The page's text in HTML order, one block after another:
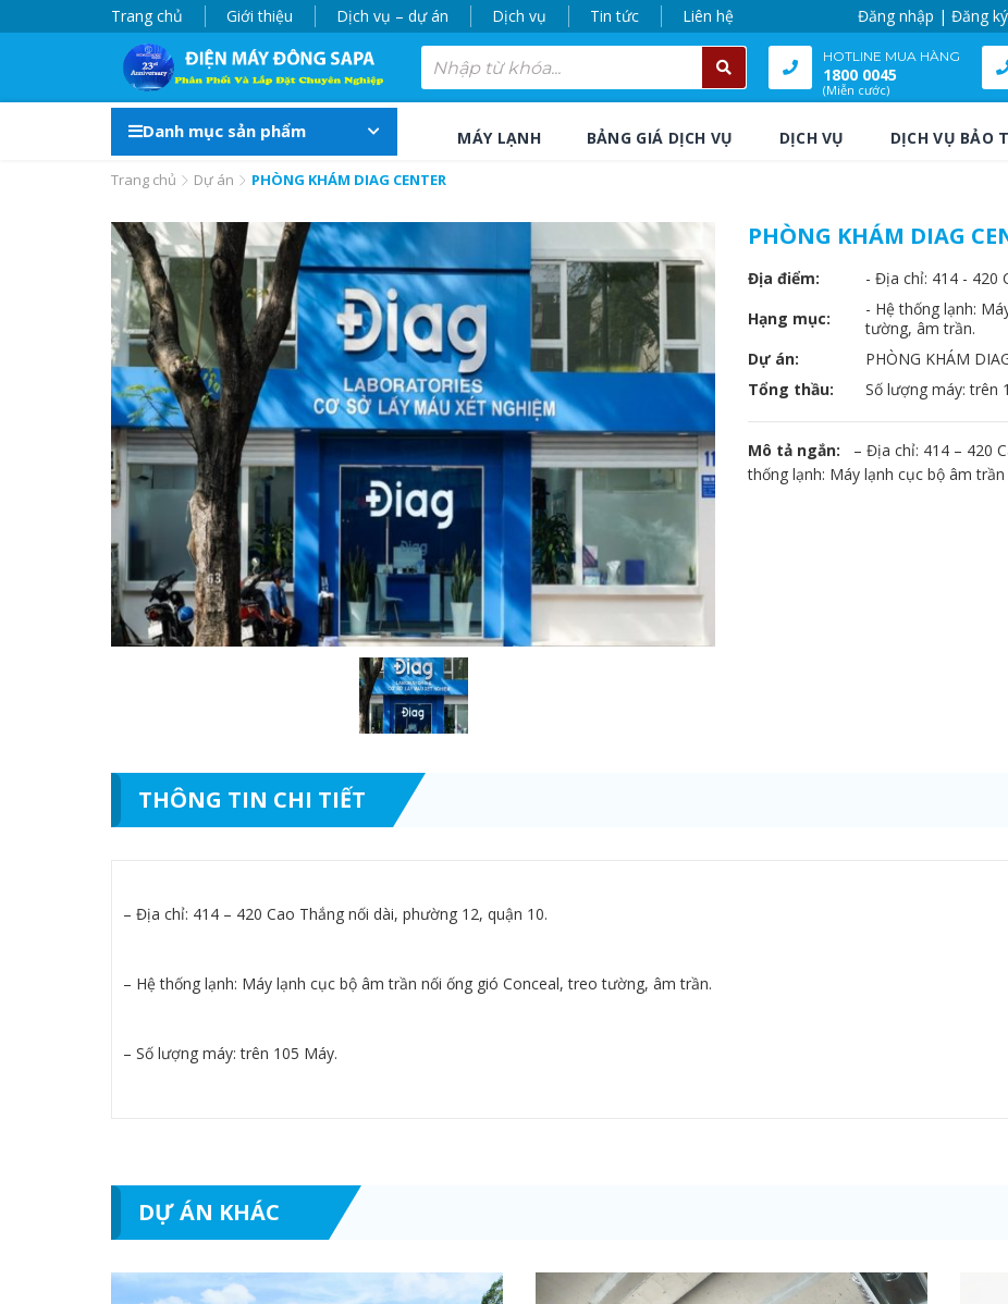
Trang chủ Giới thiệu Dịch vụ – dự án Dịch vụ Tin tức Liên hệ Đăng nhập | Đăng ký
HOTLINE MUA HÀNG
1800 0045
(Miễn cước)
Danh mục sản phẩm MÁY LẠNH BẢNG GIÁ DỊCH VỤ DỊCH VỤ DỊCH VỤ BẢO
Trang chủ Dự án PHÒNG KHÁM DIAG CENTER
PHÒNG KHÁM DIAG
Địa điểm:
- Địa chỉ: 414 - 420
Hạng mục:
- Hệ thống lạnh:
tường, âm trần.
Dự án:
PHÒNG KHÁM
Tổng thầu:
Số lượng máy: trên
Mô tả ngắn: – Địa chỉ: 414 – 420
thống lạnh: Máy lạnh cục bộ âm
THÔNG TIN CHI TIẾT
– Địa chỉ: 414 – 420 Cao Thắng nối dài, phường 12, quận 10.
– Hệ thống lạnh: Máy lạnh cục bộ âm trần nối ống gió Conceal, treo tường, âm trần.
– Số lượng máy: trên 105 Máy.
DỰ ÁN KHÁC